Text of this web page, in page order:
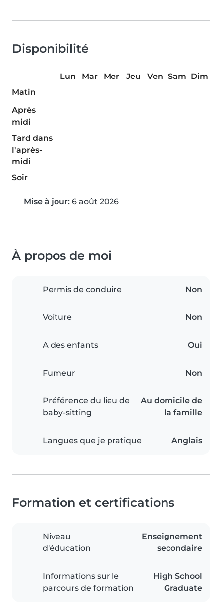
Disponibilité
Lun Mar Mer Jeu Ven Sam Dim
Matin
Après
midi
Tard dans
l'après-
midi
Soir
Mise à jour: 6 août 2026
À propos de moi
Permis de conduire Non
Voiture Non
A des enfants Oui
Fumeur Non
Préférence du lieu de
baby-sitting
Au domicile de
la famille
Langues que je pratique Anglais
Formation et certifications
Niveau
d'éducation
Enseignement
secondaire
Informations sur le
parcours de formation
High School
Graduate